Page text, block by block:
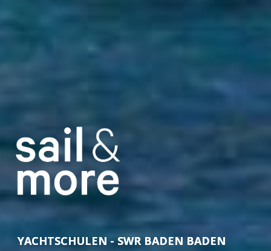
YACHTSCHULEN - SWR BADEN BADEN